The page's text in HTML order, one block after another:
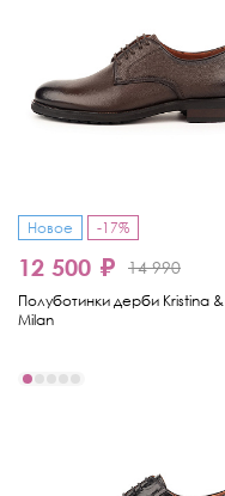
Новое -17%
12 500 ₽ 14 990
Полуботинки дерби Kristina &
Milan